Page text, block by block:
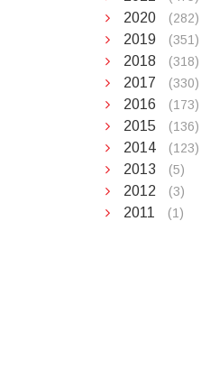
2020 (282)
2019 (351)
2018 (318)
2017 (330)
2016 (173)
2015 (136)
2014 (123)
2013 (5)
2012 (3)
2011 (1)